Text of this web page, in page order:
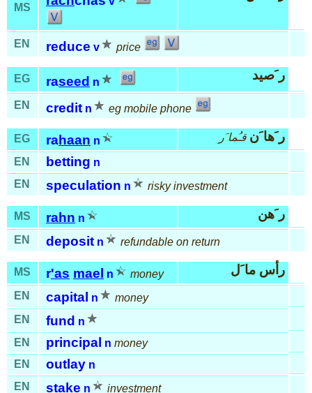
MS
EN reduce v price
EG raseed n ر َصيد
EN credit n eg mobile phone
EG rahaan n ر َها َن قـُما َر
EN betting n
EN
speculation n risky investment
MS rahn n ر َهن
EN deposit n refundable on return
MS r'as mael n money رأس ما َل
EN capital n
money
EN
fund n
EN
principal n money
EN
outlay n
EN
stake n investment